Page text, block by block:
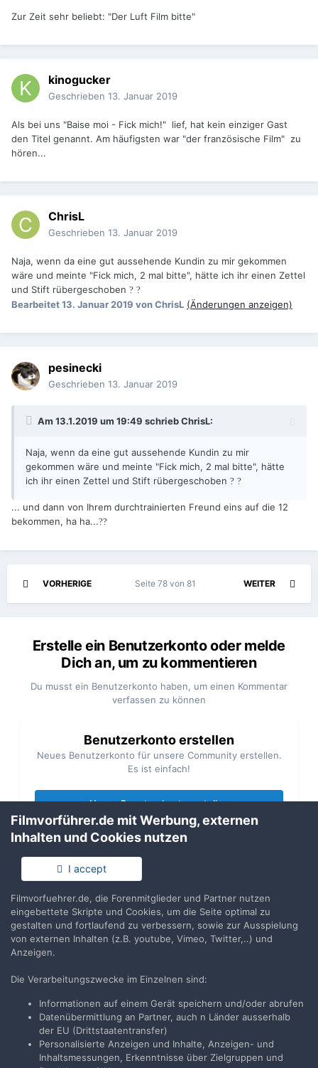
Zur Zeit sehr beliebt: "Der Luft Film bitte"
kinogucker
Geschrieben 13. Januar 2019
Als bei uns "Baise moi - Fick mich!" lief, hat kein einziger Gast
den Titel genannt. Am häufigsten war "der französische Film" zu
hören...
ChrisL
Geschrieben 13. Januar 2019
Naja, wenn da eine gut aussehende Kundin zu mir gekommen
wäre und meinte "Fick mich, 2 mal bitte", hätte ich ihr einen Zettel
und Stift rübergeschoben ? ?
Bearbeitet13. Januar 2019 von ChrisL (Änderungen anzeigen)
pesinecki
Geschrieben 13. Januar 2019
Am 13.1.2019 um 19:49 schriebChrisL:
Naja, wenn da eine gut aussehende Kundin zu mir
gekommen wäre und meinte "Fick mich, 2 mal bitte", hätte
ich ihr einen Zettel und Stift rübergeschoben ? ?
... und dann von Ihrem durchtrainierten Freund eins auf die 12
bekommen, ha ha...??
VORHERIGE WEITER
Seite 78 von 81
Erstelle ein Benutzerkonto oder melde
Dich an, um zu kommentieren
Du musst ein Benutzerkonto haben, um einen Kommentar
verfassen zu können
Benutzerkonto erstellen
Neues Benutzerkonto für unsere Community erstellen.
Es ist einfach!
Neues Benutzerkonto erstellen
Du hast bereits ein Benutzerkonto? Melde Dich hier an.
Jetzt anmelden
Teilen Folgen
Zur Themenübersicht
Filmvorführer.de mit Werbung, externen
Inhalten und Cookies nutzen
I accept
Filmvorfuehrer.de, die Forenmitglieder und Partner nutzen
eingebettete Skripte und Cookies, um die Seite optimal zu
gestalten und fortlaufend zu verbessern, sowie zur Ausspielung
von externen Inhalten (z.B. youtube, Vimeo, Twitter,..) und
Anzeigen.
Die Verarbeitungszwecke im Einzelnen sind:
Informationen auf einem Gerät speichern und/oder abrufen
Datenübermittlung an Partner, auch n Länder ausserhalb
der EU (Drittstaatentransfer)
Personalisierte Anzeigen und Inhalte, Anzeigen- und
Inhaltsmessungen, Erkenntnisse über Zielgruppen und